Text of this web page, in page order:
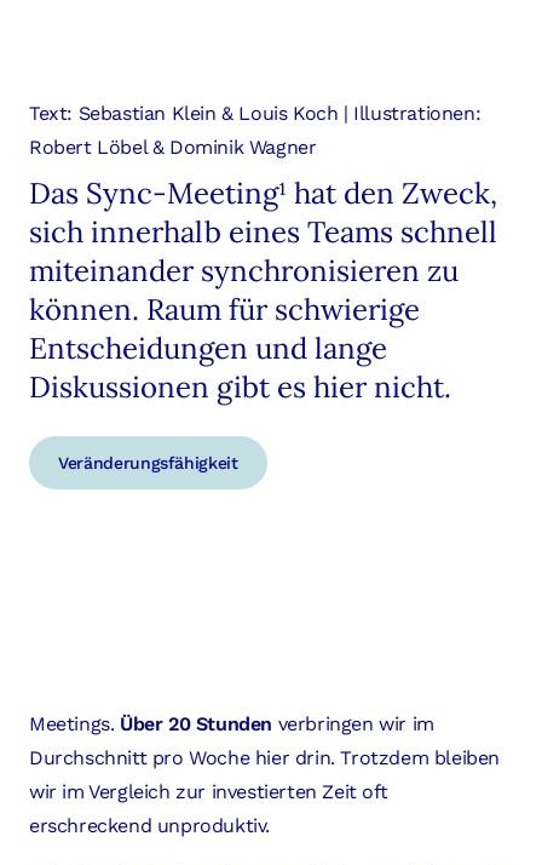
Text: Sebastian Klein & Louis Koch | Illustrationen:
Robert Löbel & Dominik Wagner
Das Sync-Meeting¹ hat den Zweck,
sich innerhalb eines Teams schnell
miteinander synchronisieren zu
können. Raum für schwierige
Entscheidungen und lange
Diskussionen gibt es hier nicht.
Veränderungsfähigkeit
Meetings. Über 20 Stunden verbringen wir im
Durchschnitt pro Woche hier drin. Trotzdem bleiben
wir im Vergleich zur investierten Zeit oft
erschreckend unproduktiv.